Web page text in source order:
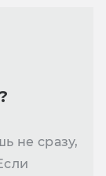
не сразу,